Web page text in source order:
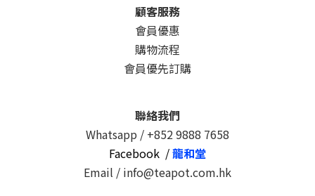
顧客服務
會員優惠
購物流程
會員優先訂購
聯絡我們
Whatsapp / +852 9888 7658
Facebook /龍和堂
Email / info@teapot.com.hk